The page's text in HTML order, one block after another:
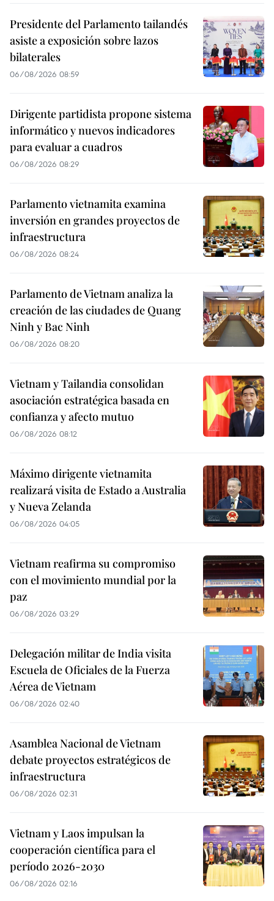
Presidente del Parlamento tailandés
asiste a exposición sobre lazos
bilaterales
06/08/2026 08:59
Dirigente partidista propone sistema
informático y nuevos indicadores
para evaluar a cuadros
06/08/2026 08:29
Parlamento vietnamita examina
inversión en grandes proyectos de
infraestructura
06/08/2026 08:24
Parlamento de Vietnam analiza la
creación de las ciudades de Quang
Ninh y Bac Ninh
06/08/2026 08:20
Vietnam y Tailandia consolidan
asociación estratégica basada en
confianza y afecto mutuo
06/08/2026 08:12
Máximo dirigente vietnamita
realizará visita de Estado a Australia
y Nueva Zelanda
06/08/2026 04:05
Vietnam reafirma su compromiso
con el movimiento mundial por la
paz
06/08/2026 03:29
Delegación militar de India visita
Escuela de Oficiales de la Fuerza
Aérea de Vietnam
06/08/2026 02:40
Asamblea Nacional de Vietnam
debate proyectos estratégicos de
infraestructura
06/08/2026 02:31
Vietnam y Laos impulsan la
cooperación científica para el
período 2026-2030
06/08/2026 02:16